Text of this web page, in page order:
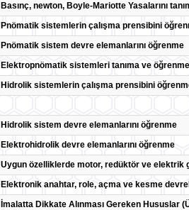
Basınç, newton, Boyle-Mariotte Yasalarını
Pnömatik sistemlerin çalışma prensibini
Pnömatik sistem devre elemanlarını öğrenme
Elektropnömatik sistemleri tanıma ve öğrenme
Hidrolik sistemlerin çalışma prensibini
Hidrolik sistem devre elemanlarını öğrenme
Elektrohidrolik devre elemanlarını öğrenme
Uygun özelliklerde motor, redüktör ve elektrik
Elektronik anahtar, role, açma ve kesme
İmalatta Dikkate Alınması Gereken Hususlar